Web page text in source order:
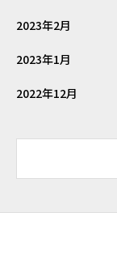
2023年2月
2023年1月
2022年12月